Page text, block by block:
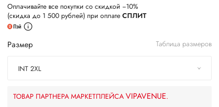
Оплачивайте все покупки со скидкой −10%
(скидка до 1 500 рублей) при оплате СПЛИТ
Размер Таблица размеров
INT 2XL
ТОВАР ПАРТНЕРА МАРКЕТПЛЕЙСА VIPAVENUE.